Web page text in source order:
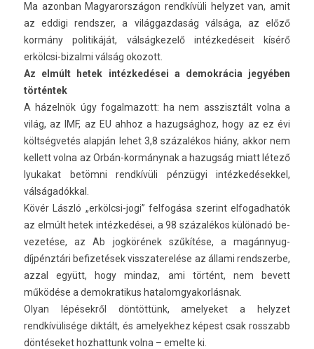
Ma azon­ban Magyarországon rendkívüli helyzet van, amit
az ed­digi re­ndsz­er, a világ­gazdaság válsága, az előző
kormány politikáját, vál­ságkezelő intézkedéseit kísérő
erkölcsi-bizalmi válság okozott.
Az elmúlt hetek intézkedései a de­mok­rácia jegyében
történtek
A házelnök úgy fogal­mazott: ha nem as­szisztált volna a
világ, az IMF, az EU ahhoz a hazug­sághoz, hogy az ez évi
költségvetés alapján lehet 3,8 százalékos hiány, akkor nem
kel­lett volna az Orbán-kormánynak a hazug­ság miatt létező
lyukakat betömni rendkívüli pénzügyi in­téz­kedések­kel,
válságadókkal.
Kövér László „erkölcsi-jogi” fel­fogása szerint el­fogad­hatók
az elmúlt hetek intézkedései, a 98 százalékos különadó be­
vezetése, az Ab jogkörének szűkítése, a magán­nyug­
díjpénztári be­fizetések visszaterelése az állami re­ndszer­be,
azzal együtt, hogy min­daz, ami történt, nem be­vett
működése a de­mok­ratikus hatalom­gyakor­lásnak.
Olyan lépésekről döntöttünk, amelyeket a helyzet
rendkívülisége diktált, és amelyek­hez képest csak rosszabb
döntéseket hoz­hattunk volna – em­el­te ki.